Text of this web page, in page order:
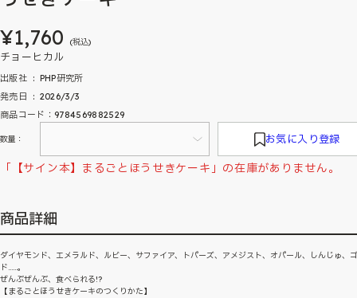
¥1,760 (税込)
チョーヒカル
出版社 ‏ : ‎ PHP研究所
発売日 ‏ : ‎ 2026/3/3
商品コード：9784569882529
数量： お気に入り登録
「【サイン本】まるごとほうせきケーキ」の在庫がありません。
商品詳細
ダイヤモンド、エメラルド、ルビー、サファイア、トパーズ、アメジスト、オパール、しんじゅ、
ド……。
ぜんぶぜんぶ、食べられる!?
【まるごとほうせきケーキのつくりかた】